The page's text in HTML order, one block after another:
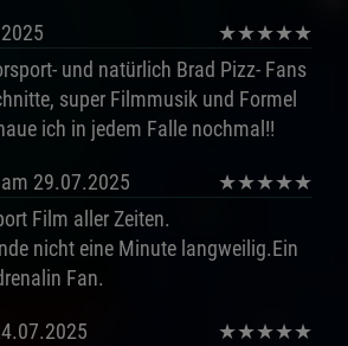
★★★★★
und natürlich Brad Pizz- Fans
super Filmmusik und Formel
ich in jedem Falle nochmal!!
am 29.07.2025 ★★★★★
Film aller Zeiten.
nicht eine Minute langweilig.Ein
Fan.
★★★★★